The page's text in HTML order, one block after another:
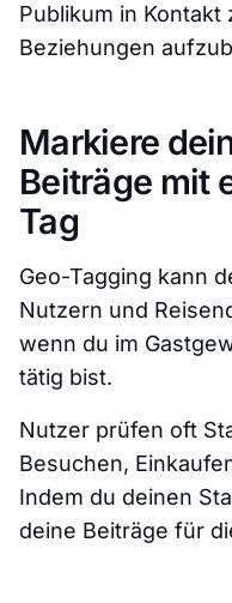
Publikum in
Beziehungen
Markiere
Beiträge mit
Tag
Geo-Tagging kann
Nutzern und
wenn du im
tätig bist.
Nutzer prüfen oft
Besuchen,
Indem du deinen
deine Beiträge für